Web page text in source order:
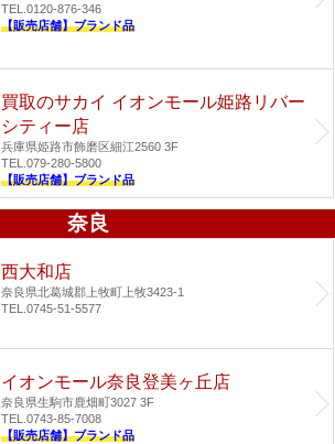
TEL.0120-876-346
【販売店舗】ブランド品
買取のサカイ イオンモール姫路リバー
シティー店
兵庫県姫路市飾磨区細江2560 3F
TEL.079-280-5800
【販売店舗】ブランド品
奈良
西大和店
奈良県北葛城郡上牧町上牧3423-1
TEL.0745-51-5577
イオンモール奈良登美ヶ丘店
奈良県生駒市鹿畑町3027 3F
TEL.0743-85-7008
【販売店舗】ブランド品